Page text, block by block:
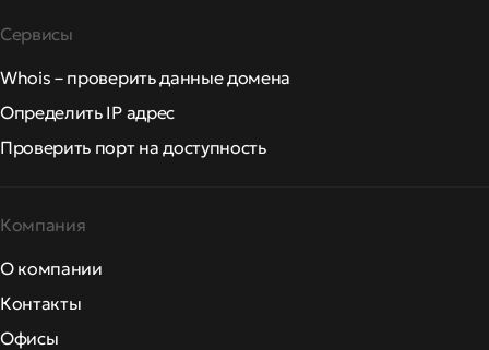
Сервисы
Whois – проверить данные домена
Определить IP адрес
Проверить порт на доступность
Компания
О компании
Контакты
Офисы